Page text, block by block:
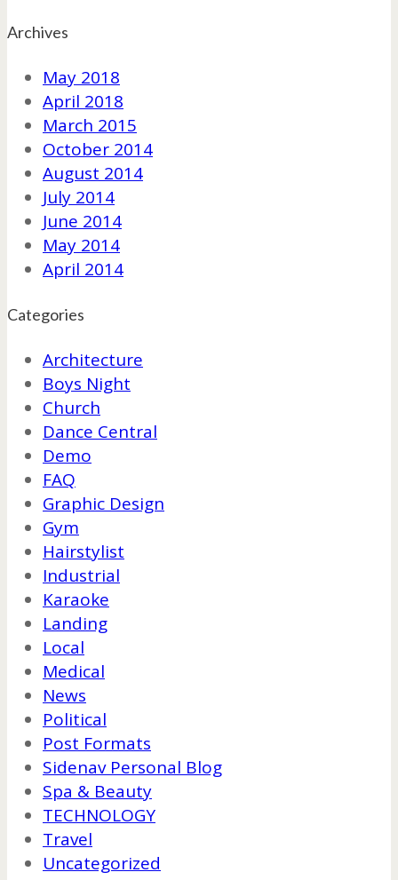
Archives
May 2018
April 2018
March 2015
October 2014
August 2014
July 2014
June 2014
May 2014
April 2014
Categories
Architecture
Boys Night
Church
Dance Central
Demo
FAQ
Graphic Design
Gym
Hairstylist
Industrial
Karaoke
Landing
Local
Medical
News
Political
Post Formats
Sidenav Personal Blog
Spa & Beauty
TECHNOLOGY
Travel
Uncategorized